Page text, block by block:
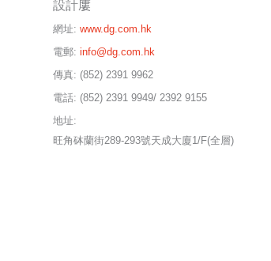
設計廔
網址: www.dg.com.hk
電郵: info@dg.com.hk
傳真: (852) 2391 9962
電話: (852) 2391 9949/ 2392 9155
地址:
旺角砵蘭街289-293號天成大廈1/F(全層)